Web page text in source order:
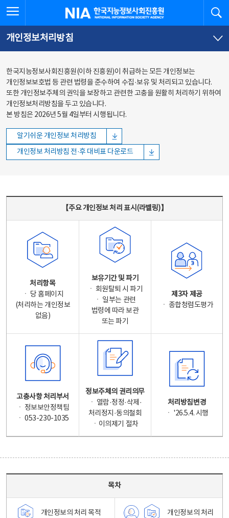
바로가기
바로가기
한국지능정보사회진흥원
개인정보처리방침
한국지능정보사회진흥원(이하 진흥원)이 취급하는 모든 개인정보는
개인정보보호법 등 관련 법령을 준수하여 수집·보유 및 처리되고 있습니다.
또한 개인정보주체의 권익을 보장하고 관련한 고충을 원활히 처리하기 위하여
개인정보처리방침을 두고 있습니다.
본 방침은 2026년 5월 4일부터 시행됩니다.
알기쉬운 개인정보 처리방침
개인정보 처리방침 전·후 대비표 다운로드
【주요 개인정보 처리 표시(라벨링)】
처리항목
ㆍ 당 홈페이지
(처리하는 개인정보
없음)
보유기간 및 파기
ㆍ 회원탈퇴 시 파기
ㆍ 일부는 관련
법령에 따라 보관
또는 파기
제3자 제공
ㆍ 종합청렴도평가
고충사항 처리부서
ㆍ 정보보안정책팀
ㆍ 053-230-1035
정보주체의 권리의무
ㆍ 열람·정정·삭제·
처리정지·동의철회
ㆍ이의제기 절차
처리방침변경
ㆍ '26.5.4. 시행
목차
개인정보의 처리 목적
개인정보의 처리